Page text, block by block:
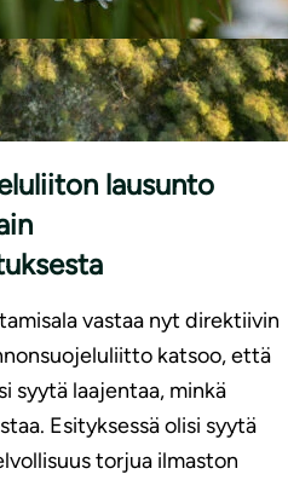
lausunto
vastaa nyt direktiivin
katsoo, että
syytä laajentaa, minkä
Esityksessä olisi syytä
torjua ilmaston